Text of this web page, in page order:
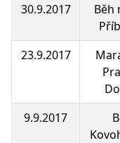
30.9.2017
Běh
23.9.2017
9.9.2017